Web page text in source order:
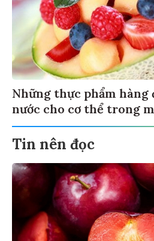
Những thực phẩm hàng
nước cho cơ thể trong
Tin nên đọc